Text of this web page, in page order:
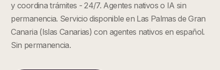
y coordina trámites - 24/7. Agentes nativos o IA sin
permanencia. Servicio disponible en Las Palmas de Gran
Canaria(Islas Canarias) con agentes nativos en español.
Sin permanencia.